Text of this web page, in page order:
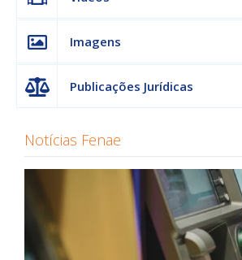
Imagens
Publicações Jurídicas
Notícias Fenae